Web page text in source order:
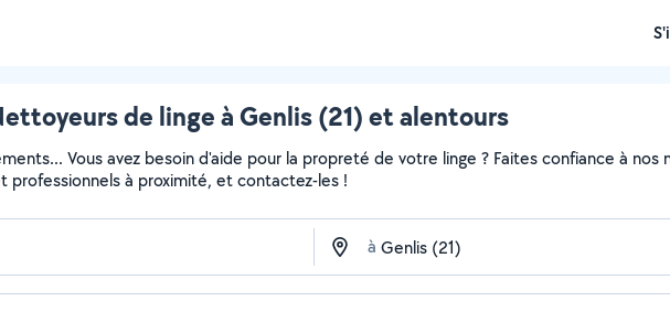
de linge à Genlis (21) et alentours
Vous avez besoin d'aide pour la propreté de votre linge ? Faites confiance à nos
professionnels à proximité, et contactez-les !
à